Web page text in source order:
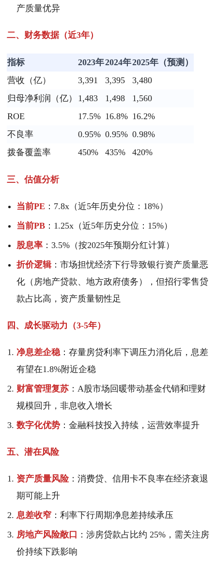
产质量优异
二、财务数据（近3年）
指标 2023年2024年2025年（预测）
营收（亿）
3,391 3,395
3,480
归母净利润（亿）
1,483 1,498
1,560
ROE
17.5% 16.8% 16.2%
不良率
0.95% 0.95% 0.98%
拨备覆盖率
450% 435% 420%
三、估值分析
当前PE ：7.8x（近5年历史分位：18%）
当前PB ：1.25x（近5年历史分位：15%）
股息率 ：3.5%（按2025年预期分红计算）
折价逻辑：市场担忧经济下行导致银行资产质量恶
化（房地产贷款、地方政府债务），但招行零售贷
款占比高，资产质量韧性足
四、成长驱动力（3-5年）
净息差企稳：存量房贷利率下调压力消化后，息差
有望在1.8%附近企稳
财富管理复苏 ：A股市场回暖带动基金代销和理财
规模回升，非息收入增长
数字化优势 ：金融科技投入持续，运营效率提升
五、潜在风险
资产质量风险：消费贷、信用卡不良率在经济衰退
期可能上升
息差收窄 ：利率下行周期净息差持续承压
房地产风险敞口 ：涉房贷款占比约 25%，需关注房
价持续下跌影响